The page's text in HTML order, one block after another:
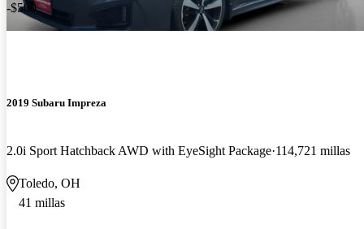
-$500
2019 Subaru Impreza
2.0i Sport Hatchback AWD with EyeSight Package 114,721 millas
Toledo, OH
41 millas